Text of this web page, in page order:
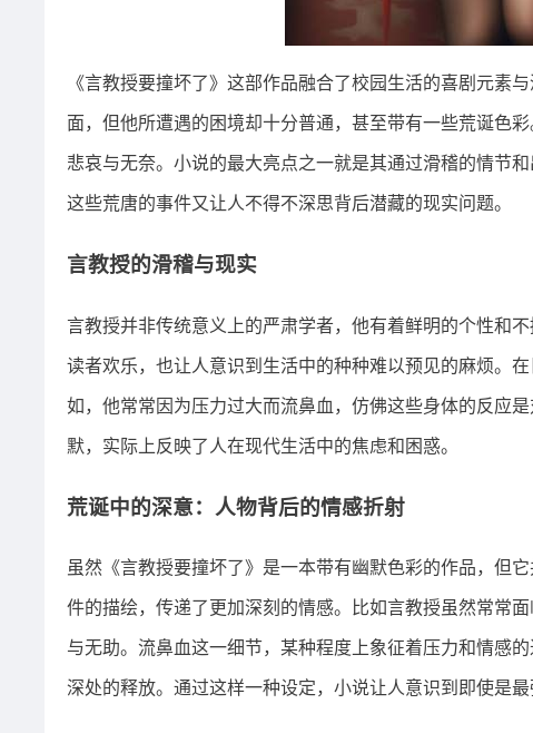
《言教授要撞坏了》这部作品融合了校园生活的喜剧元素
面，但他所遭遇的困境却十分普通，甚至带有一些荒诞色
悲哀与无奈。小说的最大亮点之一就是其通过滑稽的情节
这些荒唐的事件又让人不得不深思背后潜藏的现实问题。
言教授的滑稽与现实
言教授并非传统意义上的严肃学者，他有着鲜明的个性和
读者欢乐，也让人意识到生活中的种种难以预见的麻烦。
如，他常常因为压力过大而流鼻血，仿佛这些身体的反应
默，实际上反映了人在现代生活中的焦虑和困惑。
荒诞中的深意：人物背后的情感折射
虽然《言教授要撞坏了》是一本带有幽默色彩的作品，但
件的描绘，传递了更加深刻的情感。比如言教授虽然常常
与无助。流鼻血这一细节，某种程度上象征着压力和情感
深处的释放。通过这样一种设定，小说让人意识到即使是最